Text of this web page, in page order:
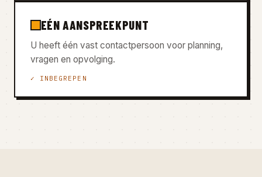
EÉN AANSPREEKPUNT
U heeft één vast contactpersoon voor planning,
vragen en opvolging.
✓ INBEGREPEN